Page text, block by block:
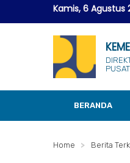
Kamis, 6 Agustus
BERANDA
Home Berita